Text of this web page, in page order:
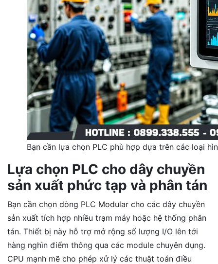
Bạn cần lựa chọn PLC phù hợp dựa trên các loại
Lựa chọn PLC cho dây chuyền
sản xuất phức tạp và phân tán
Bạn cần chọn dòng PLC Modular cho các dây chuyền
sản xuất tích hợp nhiều trạm máy hoặc hệ thống phân
tán. Thiết bị này hỗ trợ mở rộng số lượng I/O lên tới
hàng nghìn điểm thông qua các module chuyên dụng.
CPU mạnh mẽ cho phép xử lý các thuật toán điều